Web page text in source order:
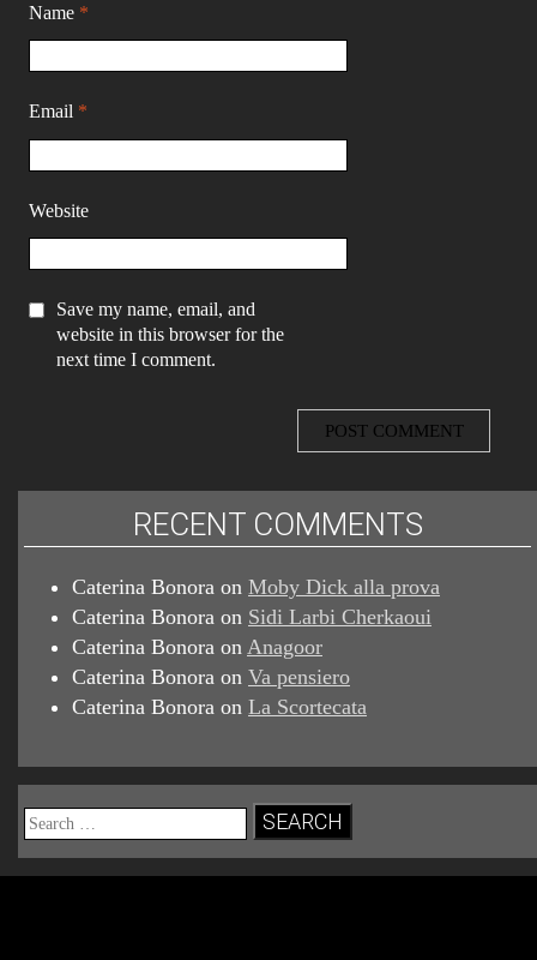
Name *
Email *
Website
Save my name, email, and
website in this browser for the
next time I comment.
RECENT COMMENTS
Caterina Bonora on Moby Dick alla prova
Caterina Bonora on Sidi Larbi Cherkaoui
Caterina Bonora on Anagoor
Caterina Bonora on Va pensiero
Caterina Bonora on La Scortecata
Search
for: